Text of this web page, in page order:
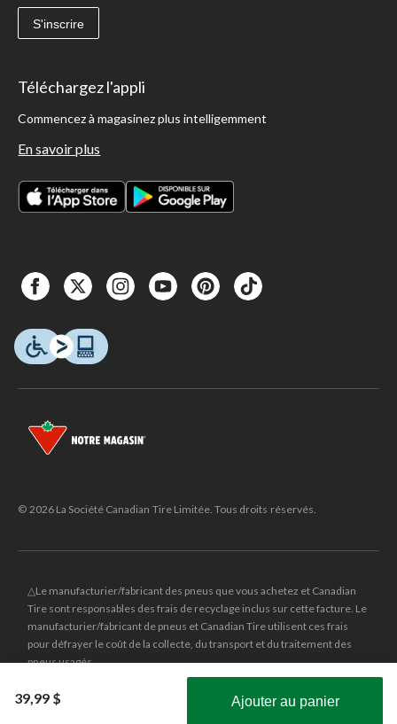
39,99 $ Ajouter au panier
S'inscrire
Téléchargez l'appli
Commencez à magasinez plus intelligemment
En savoir plus
© 2026 La Société Canadian Tire Limitée. Tous droits réservés.
△Le manufacturier/fabricant des pneus que vous achetez et Canadian
Tire sont responsables des frais de recyclage inclus sur cette facture. Le
manufacturier/fabricant de pneus et Canadian Tire utilisent ces frais
pour défrayer le coût de la collecte, du transport et du traitement des
pneus usagés.
et le logo du triangle CANADIAN TIRE sont des
marques de commerce déposées de la Société Canadian Tire Limitée.